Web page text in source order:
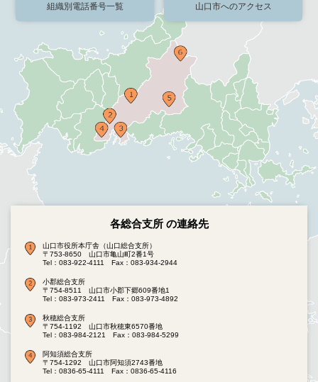
組織別電話番号一覧 山口市へのアクセス
各総合支所 の連絡先
山口市役所本庁舎（山口総合支所）
〒753-8650 山口市亀山町2番1号
Tel：083-922-4111
Fax：083-934-2944
小郡総合支所
〒754-8511 山口市小郡下郷609番地1
Tel：083-973-2411
Fax：083-973-4892
秋穂総合支所
〒754-1192 山口市秋穂東6570番地
Tel：083-984-2121
Fax：083-984-5299
阿知須総合支所
〒754-1292 山口市阿知須2743番地
Tel：0836-65-4111
Fax：0836-65-4116